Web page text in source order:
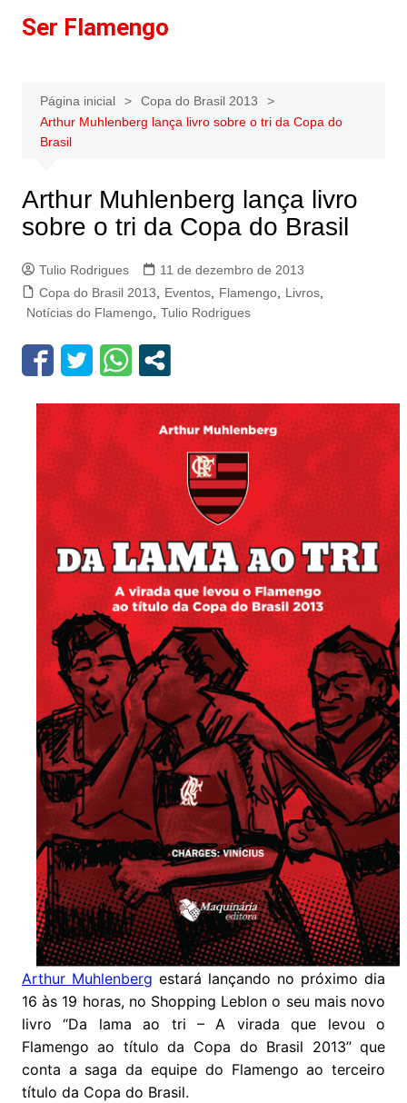
paraSer Flamengo
Página inicial
Copa do Brasil 2013
Arthur Muhlenberg lança livro sobre o tri da Copa do
Brasil
Arthur Muhlenberg lança livro
sobre o tri da Copa do Brasil
Tulio Rodrigues
11 de dezembro de 2013
Copa do Brasil 2013
Eventos, Flamengo, Livros,
Notícias do Flamengo, Tulio Rodrigues
Arthur Muhlenberg estará lançando no próximo dia
16 às 19 horas, no Shopping Leblon o seu mais novo
livro “Da lama ao tri – A virada que levou o
Flamengo ao título da Copa do Brasil 2013” que
conta a saga da equipe do Flamengo ao terceiro
título da Copa do Brasil.